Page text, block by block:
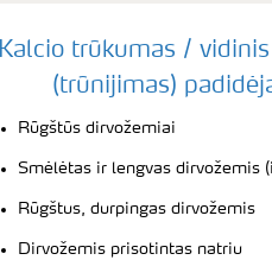
Kalcio trūkumas /
(trūnijimas)
Rūgštūs dirvožemiai
Smėlėtas ir lengvas dirvožemis
Rūgštus, durpingas dirvožemis
Dirvožemis prisotintas natriu